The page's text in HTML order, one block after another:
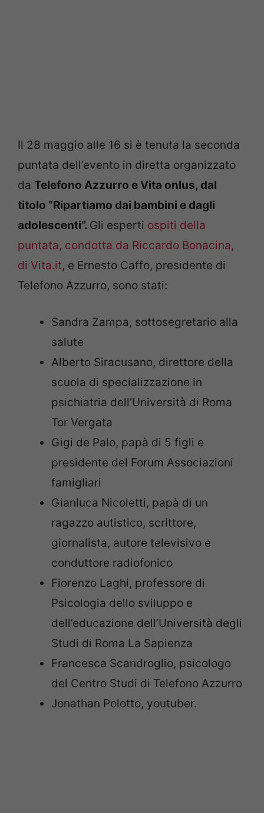
Il 28 maggio alle 16 si è tenuta la seconda
puntata dell’evento in diretta organizzato
da Telefono Azzurro e Vita onlus, dal
titolo “Ripartiamo dai bambini e dagli
adolescenti”. Gli esperti ospiti della
puntata, condotta da Riccardo Bonacina,
di Vita.it, e Ernesto Caffo, presidente di
Telefono Azzurro, sono stati:
Sandra Zampa, sottosegretario alla
salute
Alberto Siracusano, direttore della
scuola di specializzazione in
psichiatria dell’Università di Roma
Tor Vergata
Gigi de Palo, papà di 5 figli e
presidente del Forum Associazioni
famigliari
Gianluca Nicoletti, papà di un
ragazzo autistico, scrittore,
giornalista, autore televisivo e
conduttore radiofonico
Fiorenzo Laghi, professore di
Psicologia dello sviluppo e
dell’educazione dell’Università degli
Studi di Roma La Sapienza
Francesca Scandroglio, psicologo
del Centro Studi di Telefono Azzurro
Jonathan Polotto, youtuber.